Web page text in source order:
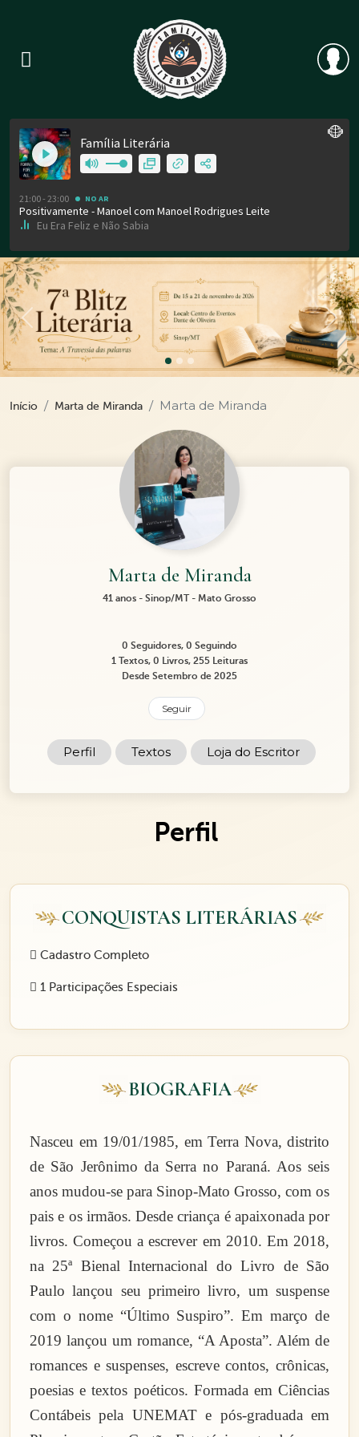
Previous
Início Marta de Miranda Marta de Miranda
Marta de Miranda
41 anos - Sinop/MT - Mato Grosso
0 Seguidores, 0 Seguindo
1 Textos, 0 Livros, 255 Leituras
Desde Setembro de 2025
Seguir
Perfil Textos Loja do Escritor
Perfil
CONQUISTAS LITERÁRIAS
Cadastro Completo
1 Participações Especiais
BIOGRAFIA
Nasceu em 19/01/1985, em Terra Nova, distrito
de São Jerônimo da Serra no Paraná. Aos seis
anos mudou-se para Sinop-Mato Grosso, com os
pais e os irmãos. Desde criança é apaixonada por
livros. Começou a escrever em 2010. Em 2018,
na 25ª Bienal Internacional do Livro de São
Paulo lançou seu primeiro livro, um suspense
com o nome “Último Suspiro”. Em março de
2019 lançou um romance, “A Aposta”. Além de
romances e suspenses, escreve contos, crônicas,
poesias e textos poéticos. Formada em Ciências
Contábeis pela UNEMAT e pós-graduada em